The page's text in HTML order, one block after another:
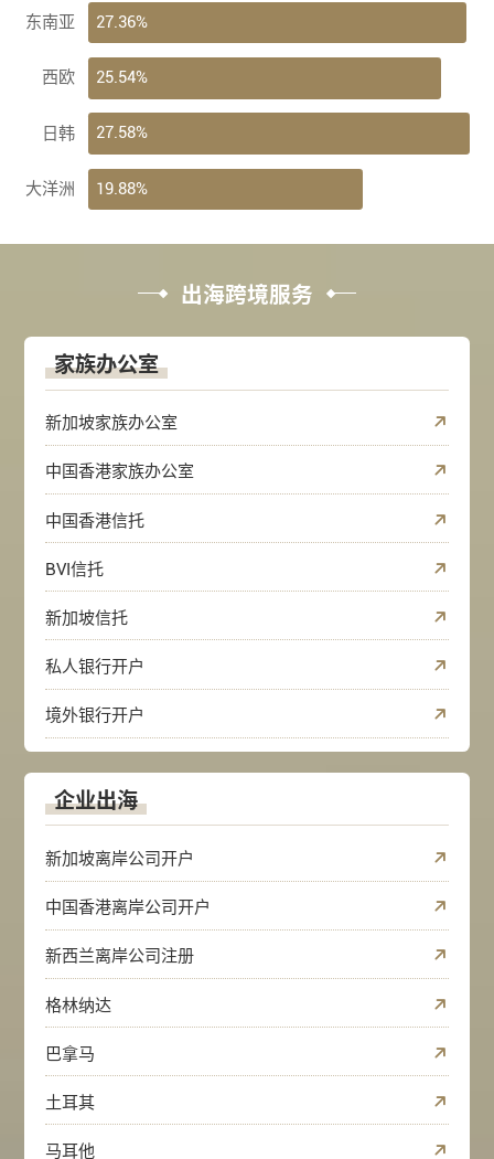
东南亚 27.36%
西欧 25.54%
日韩 27.58%
大洋洲 19.88%
出海跨境服务
家族办公室
新加坡家族办公室
中国香港家族办公室
中国香港信托
BVI信托
新加坡信托
私人银行开户
境外银行开户
企业出海
新加坡离岸公司开户
中国香港离岸公司开户
新西兰离岸公司注册
格林纳达
巴拿马
土耳其
马耳他